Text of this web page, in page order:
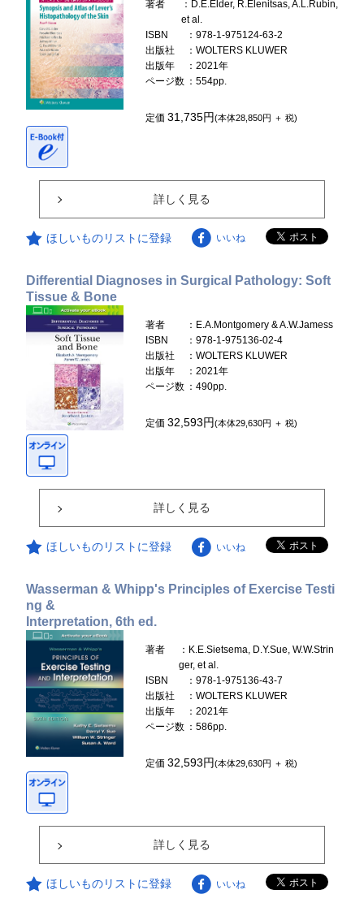
著者
：D.E.Elder, R.Elenitsas, A.L.Rubin,
et al.
ISBN
：978-1-975124-63-2
出版社
：WOLTERS KLUWER
出版年
：2021年
ページ数 ：554pp.
定価31,735円(本体28,850円 ＋ 税)
詳しく見る
ほしいものリストに登録 いいね
Differential Diagnoses in Surgical Pathology: Soft
Tissue & Bone
著者
：E.A.Montgomery & A.W.Jamess
ISBN
：978-1-975136-02-4
出版社
：WOLTERS KLUWER
出版年
：2021年
ページ数 ：490pp.
定価32,593円(本体29,630円 ＋ 税)
詳しく見る
ほしいものリストに登録 いいね
Wasserman & Whipp's Principles of Exercise Testi
ng &
Interpretation, 6th ed.
著者
：K.E.Sietsema, D.Y.Sue, W.W.Strin
ger, et al.
ISBN
：978-1-975136-43-7
出版社
：WOLTERS KLUWER
出版年
：2021年
ページ数 ：586pp.
定価32,593円(本体29,630円 ＋ 税)
詳しく見る
ほしいものリストに登録 いいね